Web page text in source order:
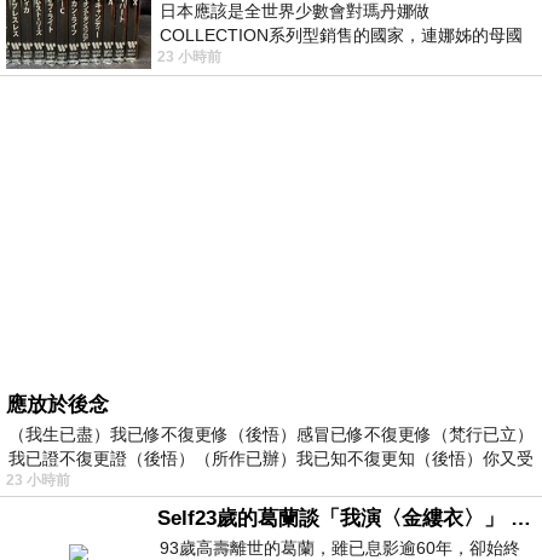
日本應該是全世界少數會對瑪丹娜做
COLLECTION系列型銷售的國家，連娜姊的母國
美國都沒對她這樣過，這全拜在他們到現在唱片
23 小時前
應放於後念
（我生已盡）我已修不復更修（後悟）感冒已修不復更修（梵行已立）
我已證不復更證（後悟）（所作已辦）我已知不復更知（後悟）你又受
23 小時前
Self23歲的葛蘭談「我演〈金縷衣〉」 #戀上老電影 #粟子 #葛蘭
93歲高壽離世的葛蘭，雖已息影逾60年，卻始終